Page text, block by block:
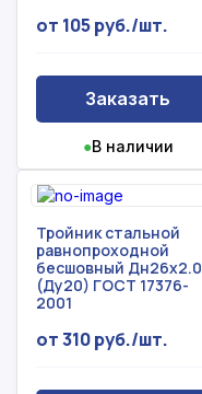
от 105 руб./шт.
Заказать
●В наличии
Тройник стальной
равнопроходной
бесшовный Дн26х2.0
(Ду20) ГОСТ 17376-
2001
от 310 руб./шт.